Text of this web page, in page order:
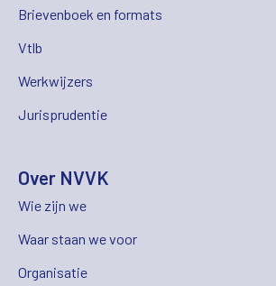
Brievenboek en formats
Vtlb
Werkwijzers
Jurisprudentie
Over NVVK
Wie zijn we
Waar staan we voor
Organisatie